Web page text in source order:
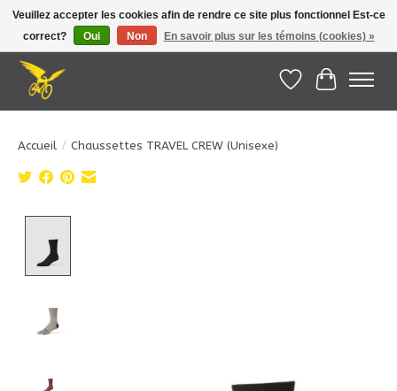
Le Pédalier | Îles de la Madeleine |info@lepedalier.com| 1-418-986-2965
Liste dePanier
Accueil / Chaussettes TRAVEL CREW (Unisexe)
Veuillez accepter les cookies afin de rendre ce site plus fonctionnel Est-ce
correct?
Oui Non En savoir plus sur les témoins (cookies) »